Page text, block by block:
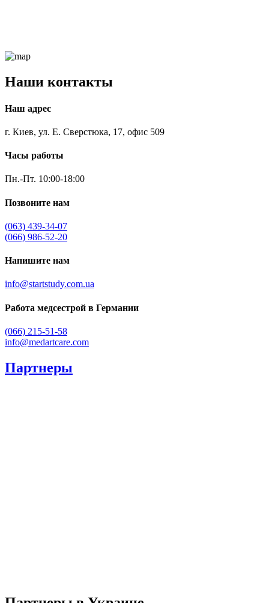
Наши контакты
Наш адрес
г. Киев, ул. Е. Сверстюка, 17, офис 509
Часы работы
Пн.-Пт. 10:00-18:00
Позвоните нам
(063) 439-34-07
(066) 986-52-20
Напишите нам
info@startstudy.com.ua
Работа медсестрой в Германии
(066) 215-51-58
info@medartcare.com
Партнеры